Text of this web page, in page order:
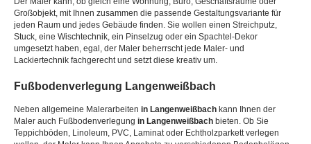
Großobjekt, mit Ihnen zusammen die passende Gestaltungsvariante für
jeden Raum und jedes Gebäude finden. Sie wollen einen Streichputz,
Stuck, eine Wischtechnik, ein Pinselzug oder ein Spachtel-Dekor
umgesetzt haben, egal, der Maler beherrscht jede Maler- und
Lackiertechnik fachgerecht und setzt diese kreativ um.
Fußbodenverlegung Langenweißbach
Neben allgemeine Malerarbeiten in Langenweißbach kann Ihnen der
Maler auch Fußbodenverlegung in Langenweißbach bieten. Ob Sie
Teppichböden, Linoleum, PVC, Laminat oder Echtholzparkett verlegen